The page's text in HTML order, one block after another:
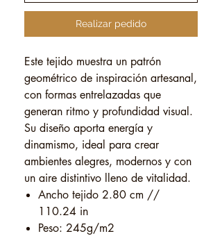
Realizar pedido
Este tejido muestra un patrón
geométrico de inspiración artesanal,
con formas entrelazadas que
generan ritmo y profundidad visual.
Su diseño aporta energía y
dinamismo, ideal para crear
ambientes alegres, modernos y con
un aire distintivo lleno de vitalidad.
Ancho tejido 2.80 cm //
110.24 in
Peso: 245g/m2